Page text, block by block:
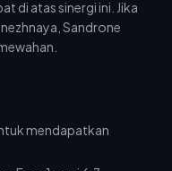
di atas sinergi ini. Jika
Sandrone
mendapatkan